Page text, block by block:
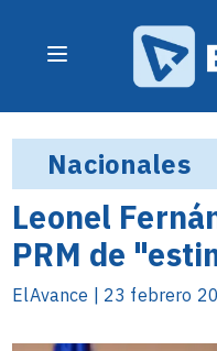
Nacionales
Leonel
PRM de
ElAvance | 23 febrero